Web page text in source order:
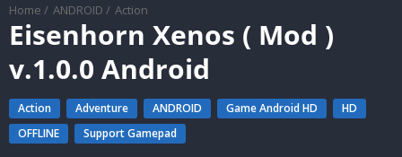
Home / ANDROID / Action
Eisenhorn Xenos ( Mod )
v.1.0.0 Android
Action Adventure ANDROID Game Android HD
HD
OFFLINE
Support Gamepad